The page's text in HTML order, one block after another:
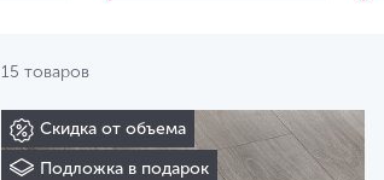
15 товаров
Скидка от объема
Подложка в подарок